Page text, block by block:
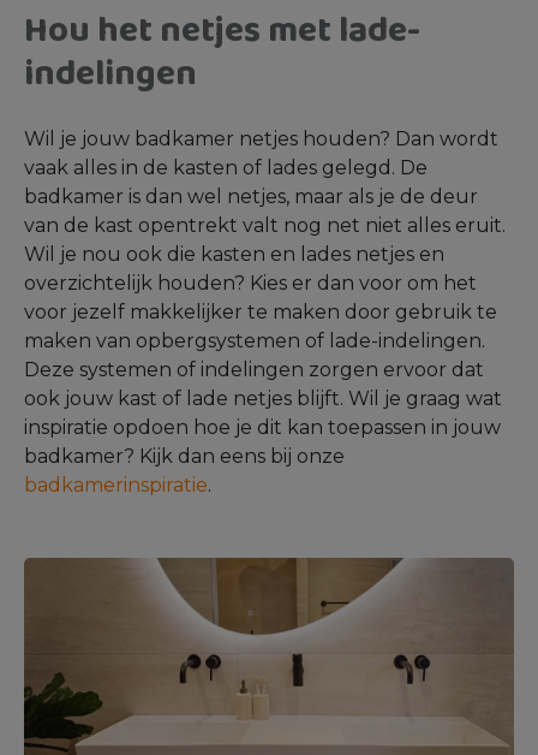
Hou het netjes met lade-
indelingen
Wil je jouw badkamer netjes houden? Dan wordt
vaak alles in de kasten of lades gelegd. De
badkamer is dan wel netjes, maar als je de deur
van de kast opentrekt valt nog net niet alles eruit.
Wil je nou ook die kasten en lades netjes en
overzichtelijk houden? Kies er dan voor om het
voor jezelf makkelijker te maken door gebruik te
maken van opbergsystemen of lade-indelingen.
Deze systemen of indelingen zorgen ervoor dat
ook jouw kast of lade netjes blijft. Wil je graag wat
inspiratie opdoen hoe je dit kan toepassen in jouw
badkamer? Kijk dan eens bij onze
badkamerinspiratie.